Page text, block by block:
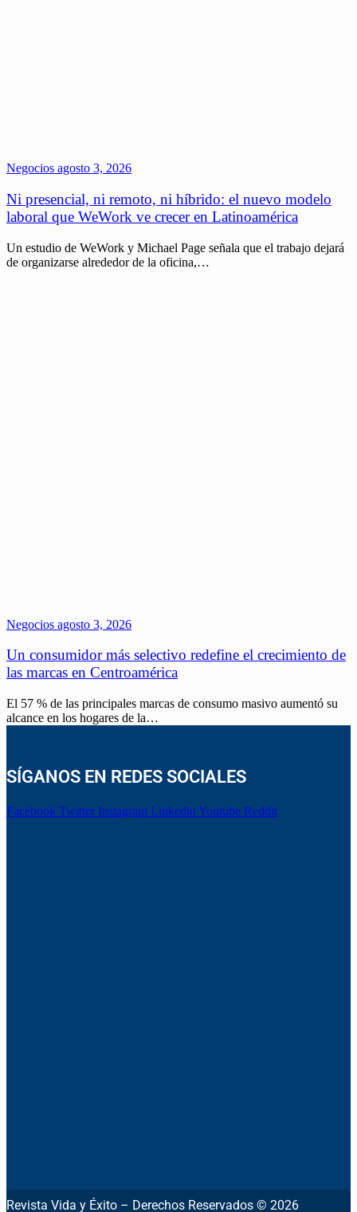
Negocios agosto 3, 2026
Ni presencial, ni remoto, ni híbrido: el nuevo modelo
laboral que WeWork ve crecer en Latinoamérica
Un estudio de WeWork y Michael Page señala que el trabajo dejará
de organizarse alrededor de la oficina,…
Negocios agosto 3, 2026
Un consumidor más selectivo redefine el crecimiento de
las marcas en Centroamérica
El 57 % de las principales marcas de consumo masivo aumentó su
alcance en los hogares de la…
SÍGANOS EN REDES SOCIALES
Facebook Twitter Instagram Linkedin Youtube Reddit
Revista Vida y Éxito – Derechos Reservados © 2026